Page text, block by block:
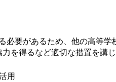
要があるため、他の高等
を得るなど適切な措置を講じ
用